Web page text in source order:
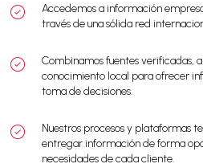
Accedemos a información
través de una sólida red
Combinamos fuentes verificadas,
conocimiento local para ofrecer
toma de decisiones.
Nuestros procesos y plataformas
entregar información de forma
necesidades de cada cliente.